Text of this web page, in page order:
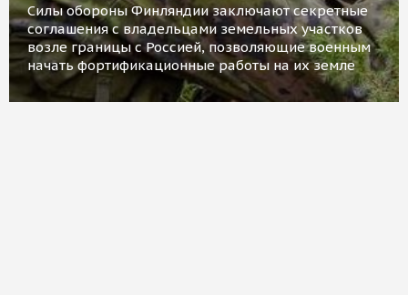
Силы обороны Финляндии заключают секретные
соглашения с владельцами земельных участков
возле границы с Россией, позволяющие военным
начать фортификационные работы на их земле